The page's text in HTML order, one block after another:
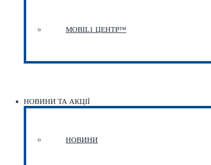
MOBIL1 ЦЕНТР™​
НОВИНИ ТА АКЦІЇ
НОВИНИ